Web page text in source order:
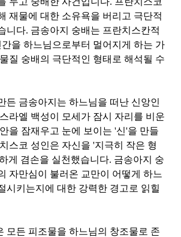
재물에 대한 소유욕을 버리고 극단적
니다. 금송아지 숭배는 프란치스칸적
간을 하느님으로부터 멀어지게 하는 가
질 숭배의 극단적인 형태로 해석될 수
든 금송아지는 하느님을 떠난 신앙인
라엘 백성이 모세가 잠시 자리를 비운
을 잠재우고 눈에 보이는'신'을 만들
스코 성인은 자신을'지극히 작은 형
게 겸손을 실천했습니다. 금송아지 숭
자만심이 불러온 교만이 어떻게 하느
시키는지에 대한 강력한 경고로 읽힐
모든 피조물을 하느님의 창조물로 존